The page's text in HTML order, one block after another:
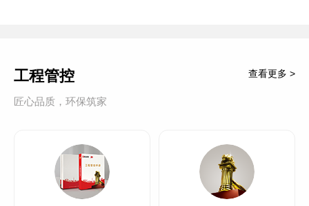
工程管控
匠心品质，环保筑家
查看更多 >